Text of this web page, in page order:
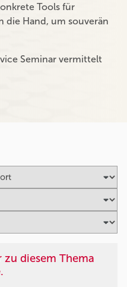
Tools für
die Hand, um souverän
Seminar vermittelt
diesem Thema